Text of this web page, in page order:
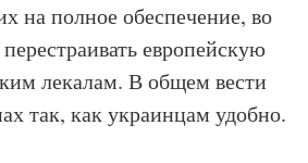
на полное обеспечение, во
европейскую
лекалам. В общем вести
так, как украинцам удобно.